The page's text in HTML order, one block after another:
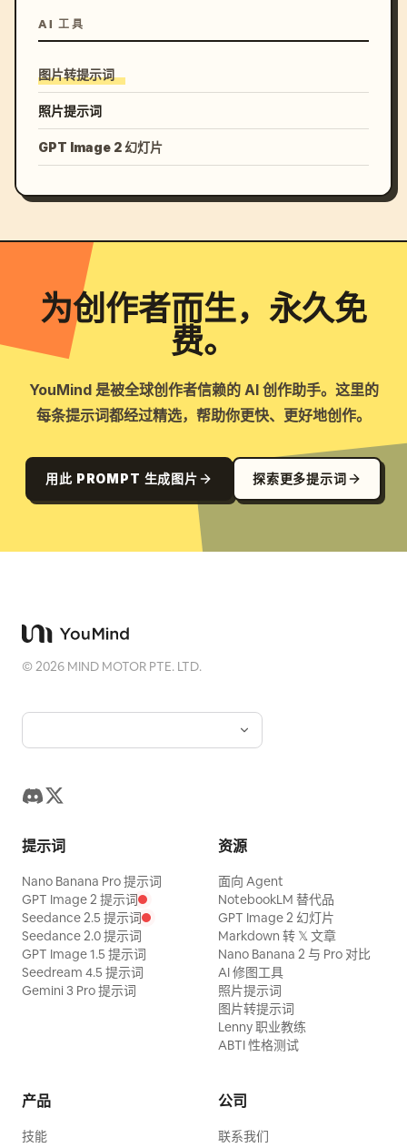
AI 工具
图片转提示词
照片提示词
GPT Image 2 幻灯片
为创作者而生，永久免
费。
YouMind 是被全球创作者信赖的 AI 创作助手。这里的
每条提示词都经过精选，帮助你更快、更好地创作。
用此 PROMPT 生成图片 探索更多提示词
©2026 MIND MOTOR PTE. LTD.
提示词
Nano Banana Pro 提示词
GPT Image 2 提示词
Seedance 2.5 提示词
Seedance 2.0 提示词
GPT Image 1.5 提示词
Seedream 4.5 提示词
Gemini 3 Pro 提示词
资源
面向 Agent
NotebookLM 替代品
GPT Image 2 幻灯片
Markdown 转 𝕏 文章
Nano Banana 2 与 Pro 对比
AI 修图工具
照片提示词
图片转提示词
Lenny 职业教练
ABTI 性格测试
产品
技能
公司
联系我们